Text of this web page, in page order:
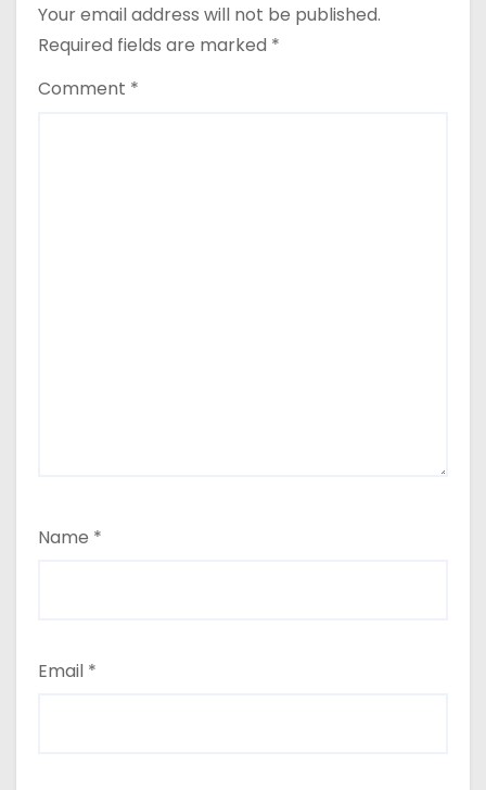
Your email address will not be published.
Required fields are marked *
Comment *
Name *
Email *